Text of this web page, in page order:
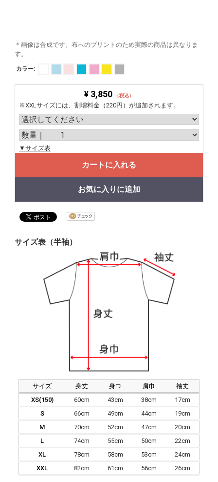
＊画像は合成です。布へのプリントのため実際の商品は異なりま
す。
カラー:
¥ 3,850 （税込）
※XXLサイズには、割増料金（220円）が追加されます。
▼サイズ表
カートに入れる
お気に入りに追加
サイズ表（半袖）
サイズ 身丈 身巾 肩巾
袖丈
XS(150)
60cm 43cm 38cm
17cm
S
66cm 49cm 44cm
19cm
M
70cm 52cm 47cm
20cm
L
74cm 55cm 50cm
22cm
XL
78cm 58cm 53cm
24cm
XXL
82cm 61cm 56cm 26cm